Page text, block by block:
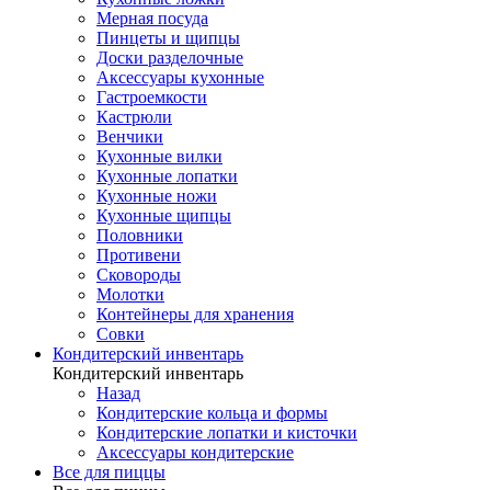
Мерная посуда
Пинцеты и щипцы
Доски разделочные
Аксессуары кухонные
Гастроемкости
Кастрюли
Венчики
Кухонные вилки
Кухонные лопатки
Кухонные ножи
Кухонные щипцы
Половники
Противени
Сковороды
Молотки
Контейнеры для хранения
Совки
Кондитерский инвентарь
Кондитерский инвентарь
Назад
Кондитерские кольца и формы
Кондитерские лопатки и кисточки
Аксессуары кондитерские
Все для пиццы